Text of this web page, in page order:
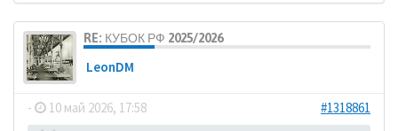
RE: КУБОК РФ 2025/2026
LeonDM
- 10 май 2026, 17:58 #1318861